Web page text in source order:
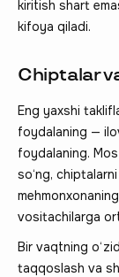
kiritish shart
kifoya qiladi.
Chiptalar
Eng yaxshi
foydalaning —
foydalaning.
so‘ng,
vositachilarga
Bir vaqtning
taqqoslash va